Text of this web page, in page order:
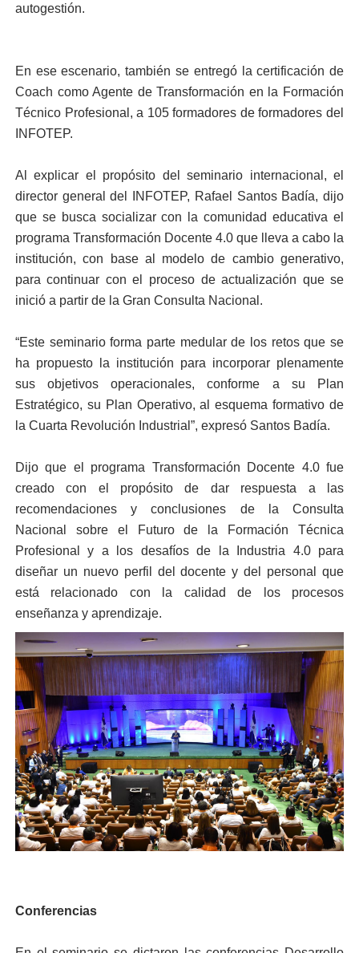
autogestión.
En ese escenario, también se entregó la certificación de
Coach como Agente de Transformación en la Formación
Técnico Profesional, a 105 formadores de formadores del
INFOTEP.
Al explicar el propósito del seminario internacional, el
director general del INFOTEP, Rafael Santos Badía, dijo
que se busca socializar con la comunidad educativa el
programa Transformación Docente 4.0 que lleva a cabo la
institución, con base al modelo de cambio generativo,
para continuar con el proceso de actualización que se
inició a partir de la Gran Consulta Nacional.
“Este seminario forma parte medular de los retos que se
ha propuesto la institución para incorporar plenamente
sus objetivos operacionales, conforme a su Plan
Estratégico, su Plan Operativo, al esquema formativo de
la Cuarta Revolución Industrial”, expresó Santos Badía.
Dijo que el programa Transformación Docente 4.0 fue
creado con el propósito de dar respuesta a las
recomendaciones y conclusiones de la Consulta
Nacional sobre el Futuro de la Formación Técnica
Profesional y a los desafíos de la Industria 4.0 para
diseñar un nuevo perfil del docente y del personal que
está relacionado con la calidad de los procesos
enseñanza y aprendizaje.
Conferencias